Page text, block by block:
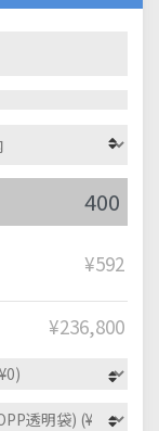
¥592
¥236,800